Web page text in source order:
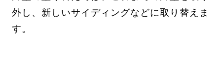
外し、新しいサイディングなどに取り替えま
す。